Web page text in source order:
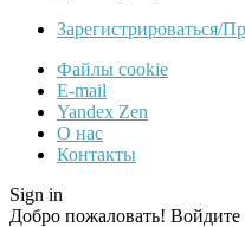
Зарегистрироваться/
Файлы cookie
E-mail
Yandex Zen
О нас
Контакты
Sign in
Добро пожаловать!